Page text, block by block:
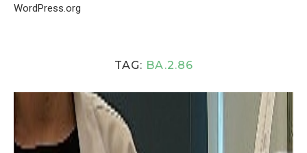
TAG: BA.2.86
WordPress.org